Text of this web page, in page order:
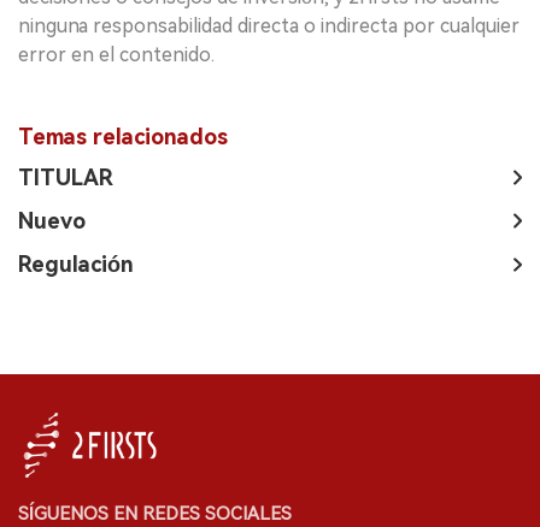
ninguna responsabilidad directa o indirecta por cualquier
error en el contenido.
Temas relacionados
TITULAR
Nuevo
Regulación
SÍGUENOS EN REDES SOCIALES